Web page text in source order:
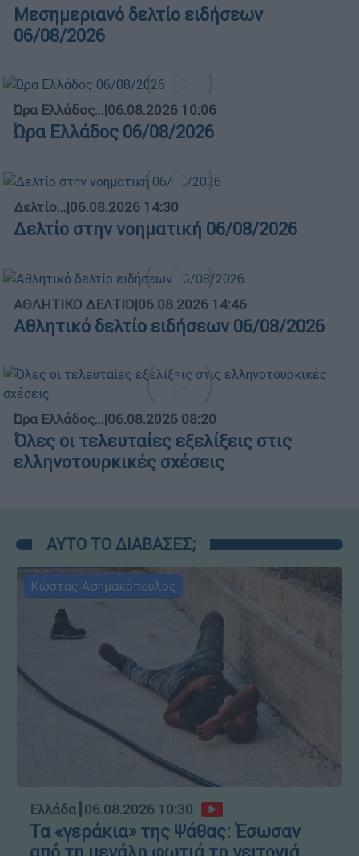
Μεσημεριανό δελτίο ειδήσεων
06/08/2026
Ώρα Ελλάδος...|06.08.2026 10:06
Ώρα Ελλάδος 06/08/2026
Δελτίο...|06.08.2026 14:30
Δελτίο στην νοηματική 06/08/2026
ΑΘΛΗΤΙΚΟ ΔΕΛΤΙΟ|06.08.2026 14:46
Αθλητικό δελτίο ειδήσεων 06/08/2026
Ώρα Ελλάδος...|06.08.2026 08:20
Όλες οι τελευταίες εξελίξεις στις
ελληνοτουρκικές σχέσεις
ΑΥΤΟ ΤΟ ΔΙΑΒΑΣΕΣ;
Κώστας Ασημακόπουλος
Ελλάδα┋06.08.2026 10:30
Τα «γεράκια» της Ψάθας: Έσωσαν